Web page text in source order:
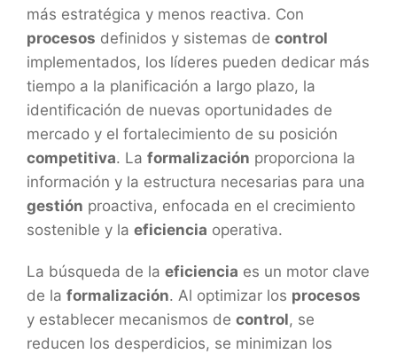
más estratégica y menos reactiva. Con
procesos definidos y sistemas de control
implementados, los líderes pueden dedicar más
tiempo a la planificación a largo plazo, la
identificación de nuevas oportunidades de
mercado y el fortalecimiento de su posición
competitiva. La formalización proporciona la
información y la estructura necesarias para una
gestión proactiva, enfocada en el crecimiento
sostenible y la eficiencia operativa.
La búsqueda de la eficiencia es un motor clave
de la formalización. Al optimizar los procesos
y establecer mecanismos de control, se
reducen los desperdicios, se minimizan los